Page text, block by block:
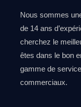
Nous sommes
de 14 ans
cherchez le
êtes dans le bon
gamme de
commerciaux.